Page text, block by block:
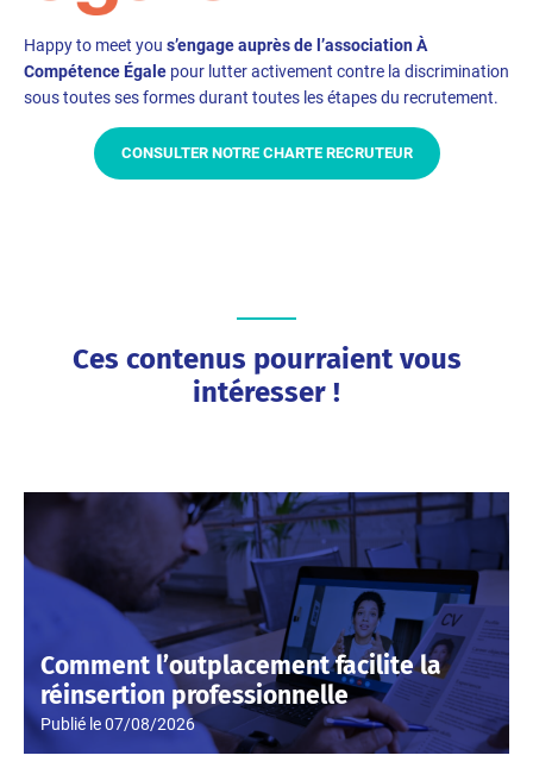
Happy to meet you s’engage auprès de l’association À
Compétence Égale pour lutter activement contre la discrimination
sous toutes ses formes durant toutes les étapes du recrutement.
CONSULTER NOTRE CHARTE RECRUTEUR
Ces contenus pourraient vous
intéresser !
Comment l’outplacement facilite la
réinsertion professionnelle
Publié le07/08/2026